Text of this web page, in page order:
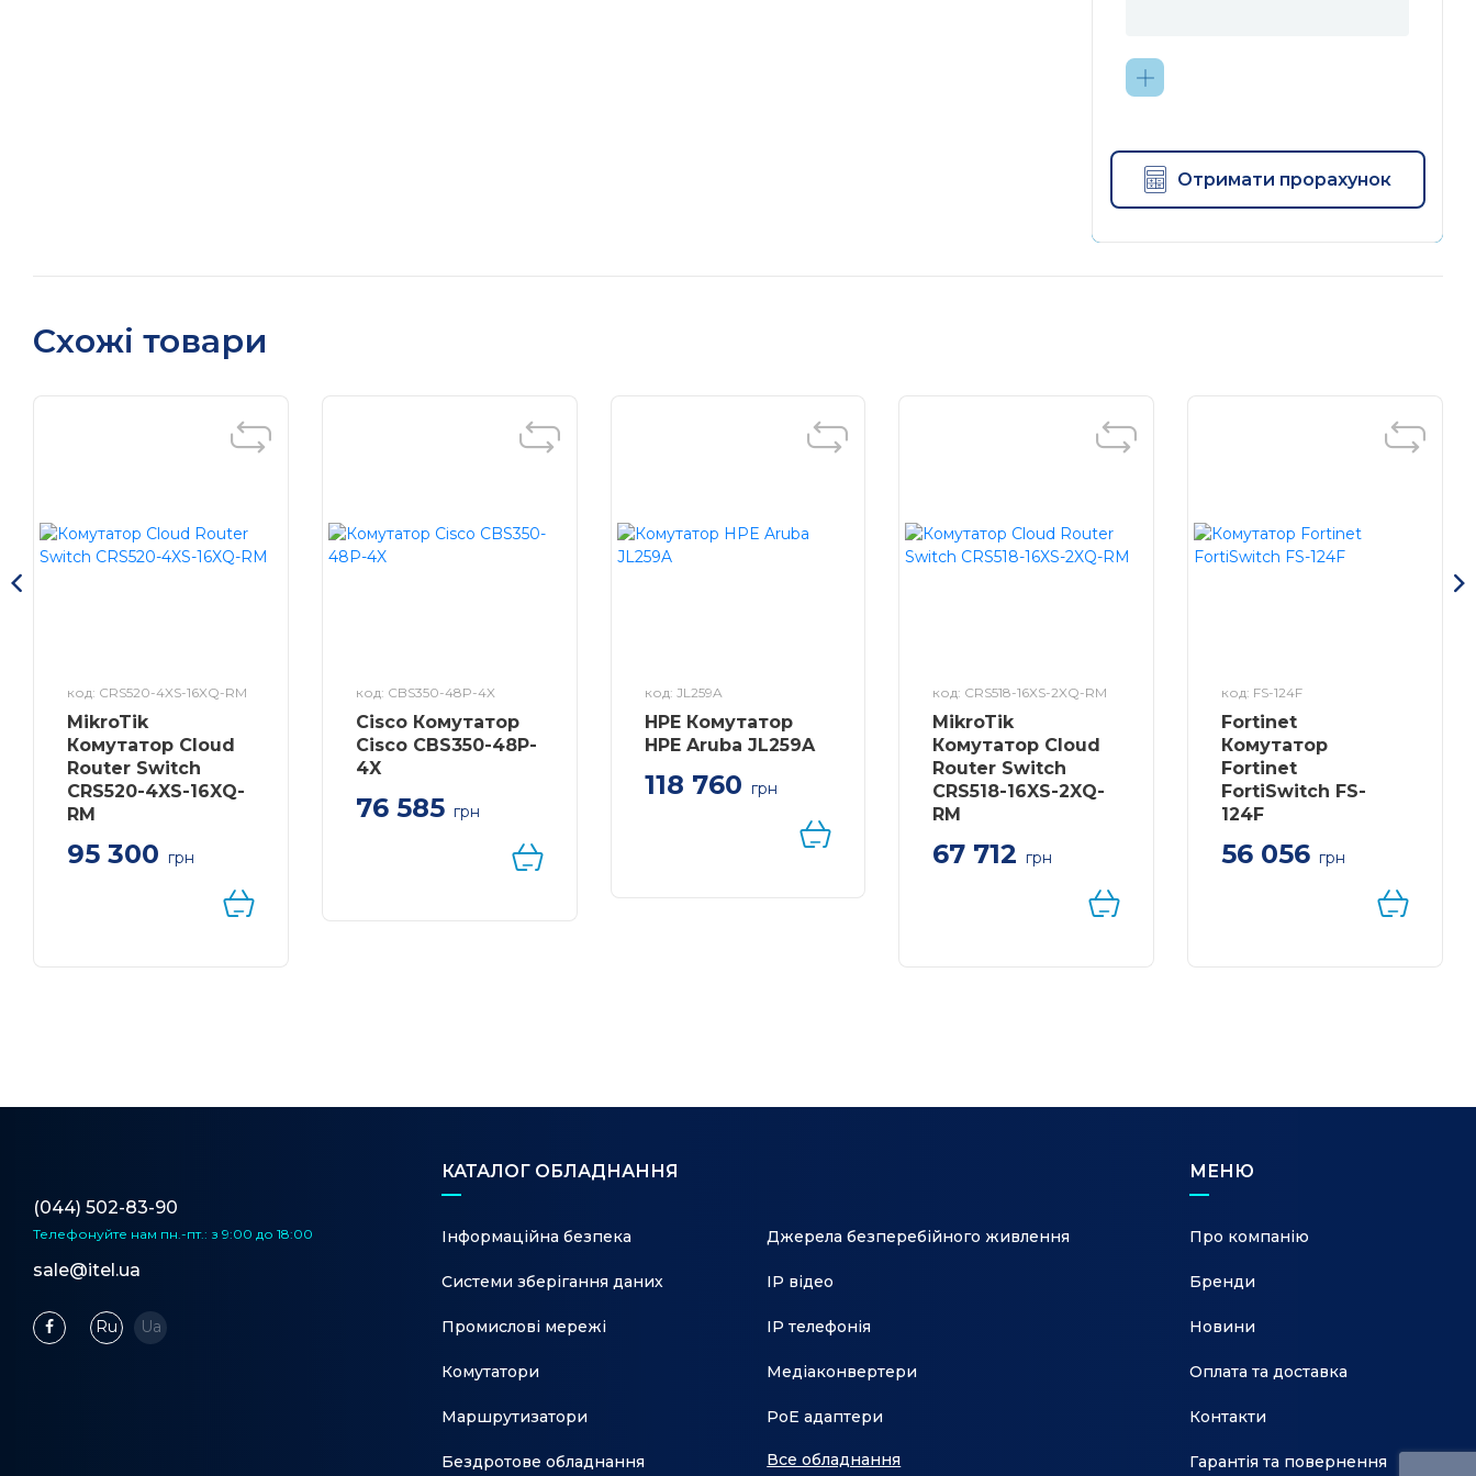
Отримати прорахунок
Схожі товари
код: CRS520-4XS-16XQ-RM
MikroTik
Комутатор Cloud
Router Switch
CRS520-4XS-16XQ-
RM
95 300 грн
код: CBS350-48P-4X
Cisco Комутатор
Cisco CBS350-48P-
4X
76 585 грн
Managed 48-port GE,
PoE+ (370W), 4x10G
код: JL259A
HPE Комутатор
HPE Aruba JL259A
118 760 грн
Коммутатор HPE Aruba
код: CRS518-16XS-2XQ-RM
MikroTik
Комутатор Cloud
Router Switch
CRS518-16XS-2XQ-
RM
67 712 грн
код: FS-124F
Fortinet
Комутатор
Fortinet
FortiSwitch FS-
124F
56 056 грн
Керований комутатор
FortiSwitch-124F Layer
2 24x 1G RJ45 and 4x
(044) 502-83-90
Телефонуйте нам пн.-пт.: з 9:00 до 18:00
sale@itel.ua
Ru Ua
КАТАЛОГ ОБЛАДНАННЯ
Інформаційна безпека
Системи зберігання даних
Промислові мережі
Комутатори
Маршрутизатори
Бездротове обладнання
Джерела безперебійного живлення
IP відео
IP телефонія
Медіаконвертери
PoE адаптери
Все обладнання
МЕНЮ
Про компанію
Бренди
Новини
Оплата та доставка
Контакти
Гарантія та повернення